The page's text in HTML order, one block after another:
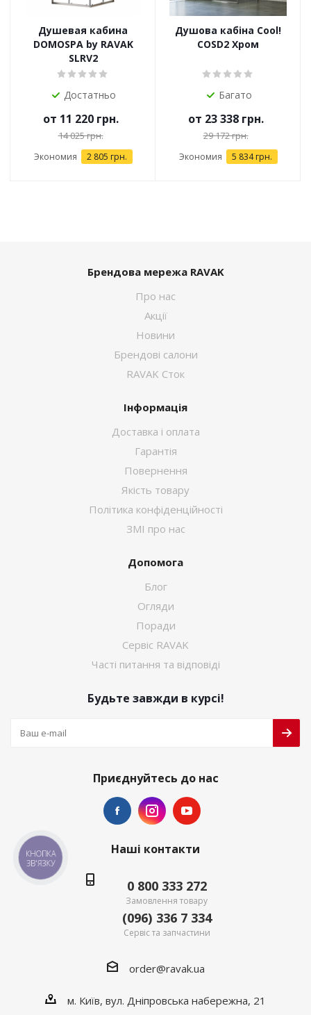
Душевая кабина
DOMOSPA by RAVAK
SLRV2
Достатньо
от 11 220 грн.
14 025 грн.
Экономия 2 805 грн.
Душова кабіна Cool!
COSD2 Хром
Багато
от 23 338 грн.
29 172 грн.
Экономия 5 834 грн.
Брендова мережа RAVAK
Про нас
Акції
Новини
Брендові салони
RAVAK Сток
Інформація
Доставка і оплата
Гарантія
Повернення
Якість товару
Політика конфіденційності
ЗМІ про нас
Допомога
Блог
Огляди
Поради
Сервіс RAVAK
Часті питання та відповіді
Будьте завжди в курсі!
Приєднуйтесь до нас
Наші контакти
0 800 333 272
Замовлення товару
(096) 336 7 334
Сервіс та запчастини
order@ravak.ua
м. Київ, вул. Дніпровська набережна, 21
КНОПКА
ЗВ'ЯЗКУ